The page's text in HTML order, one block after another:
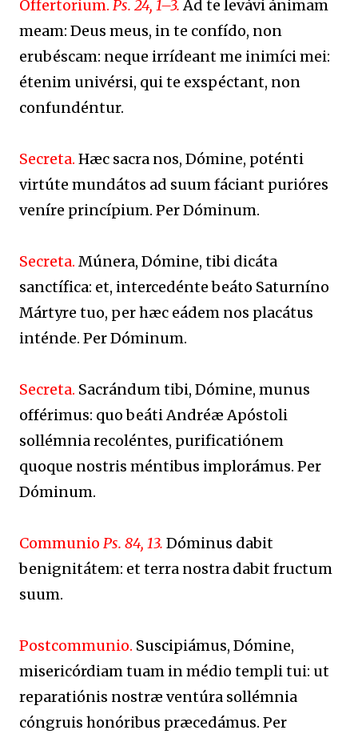
Offertorium. Ps. 24, 1–3.Ad te levávi ánimam
meam: Deus meus, in te confído, non
erubéscam: neque irrídeant me inimíci mei:
étenim univérsi, qui te exspéctant, non
confundéntur.
Secreta. Hæc sacra nos, Dómine, poténti
virtúte mundátos ad suum fáciant purióres
veníre princípium. Per Dóminum.
Secreta. Múnera, Dómine, tibi dicáta
sanctífica: et, intercedénte beáto Saturníno
Mártyre tuo, per hæc eádem nos placátus
inténde. Per Dóminum.
Secreta. Sacrándum tibi, Dómine, munus
offérimus: quo beáti Andréæ Apóstoli
sollémnia recoléntes, purificatiónem
quoque nostris méntibus implorámus. Per
Dóminum.
Communio Ps. 84, 13. Dóminus dabit
benignitátem: et terra nostra dabit fructum
suum.
Postcommunio. Suscipiámus, Dómine,
misericórdiam tuam in médio templi tui: ut
reparatiónis nostræ ventúra sollémnia
cóngruis honóribus præcedámus. Per